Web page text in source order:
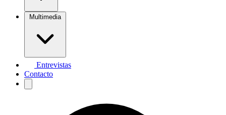
Multimedia
Entrevistas
Contacto